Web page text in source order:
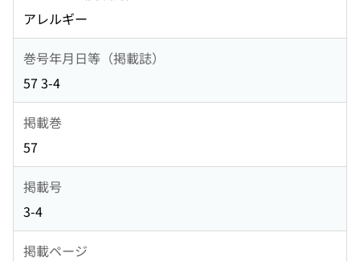
アレルギー
巻号年月日等（掲載誌）
57 3-4
掲載巻
57
掲載号
3-4
掲載ページ